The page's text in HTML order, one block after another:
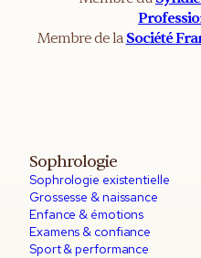
Membre de laSociété
Sophrologie
Sophrologie existentielle
Grossesse & naissance
Enfance & émotions
Examens & confiance
Sport & performance